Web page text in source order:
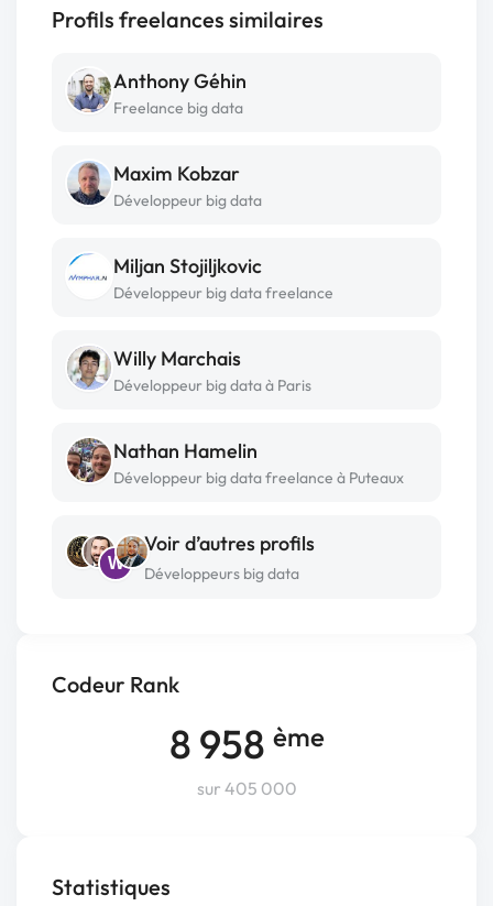
Codeur Rank
8 958 ème
sur 405 000
Statistiques
Profils freelances similaires
Anthony Géhin
Freelance big data
Maxim Kobzar
Développeur big data
Miljan Stojiljkovic
Développeur big data freelance
Willy Marchais
Développeur big data à Paris
Nathan Hamelin
Développeur big data freelance à Puteaux
W
Voir d’autres profils
Développeurs big data